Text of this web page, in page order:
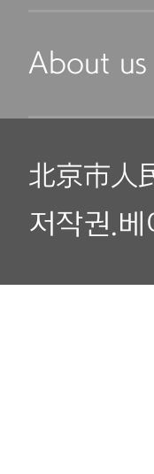
About us
北京市人
저작권.